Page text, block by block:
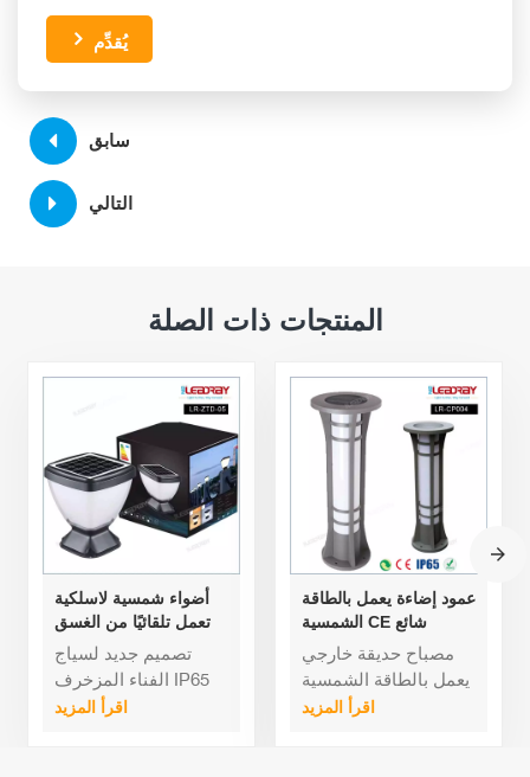
يُقدِّم
سابق
التالي
المنتجات ذات الصلة
أضواء شمسية لاسلكية
تعمل تلقائيًا من الغسق
إلى الفجر باللون الأبيض
الدافئ في الهواء الطلق
مقاومة للماء IP65 لومن
عالي للممر والمسار
تصميم جديد لسياج
الفناء المزخرف IP65
المقاوم للماء في الهواء
اقرأ المزيد
عمود إضاءة يعمل بالطاقة
الشمسية CE شائع
الاستخدام في الهواء
الطلق من الدرجة
التجارية الحديثة LED
Eco Aluminum
مصباح حديقة خارجي
يعمل بالطاقة الشمسية
بتصنيف IP65 LEDاقرأ المزيد